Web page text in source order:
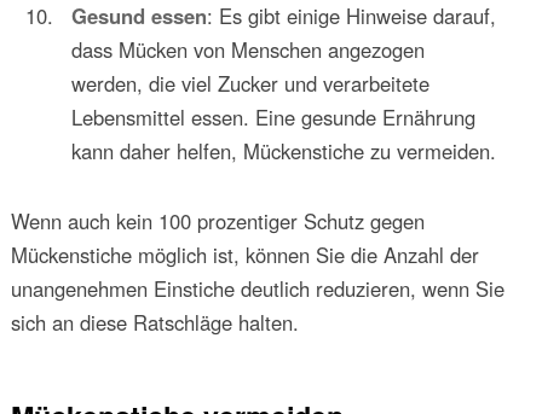
Gesund essen: Es gibt einige Hinweise darauf,
dass Mücken von Menschen angezogen
werden, die viel Zucker und verarbeitete
Lebensmittel essen. Eine gesunde Ernährung
kann daher helfen, Mückenstiche zu vermeiden.
Wenn auch kein 100 prozentiger Schutz gegen
Mückenstiche möglich ist, können Sie die Anzahl der
unangenehmen Einstiche deutlich reduzieren, wenn Sie
sich an diese Ratschläge halten.